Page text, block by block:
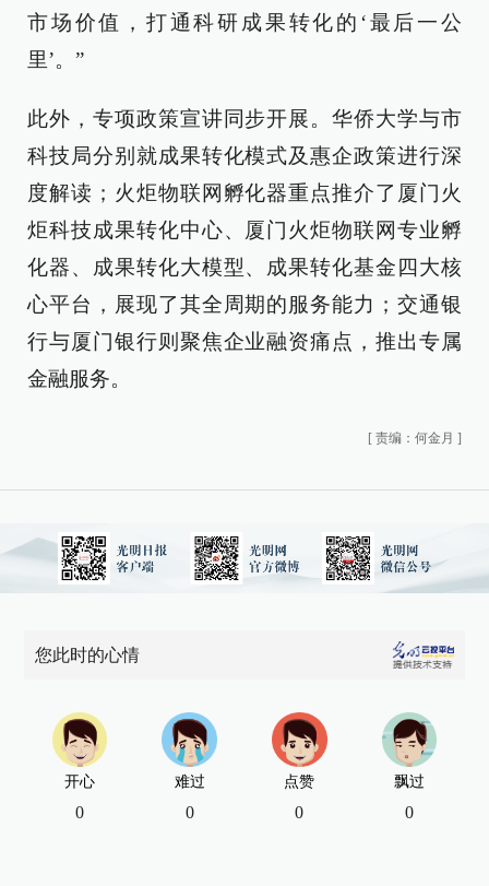
市场价值，打通科研成果转化的‘最后一公
里’。”
此外，专项政策宣讲同步开展。华侨大学与市
科技局分别就成果转化模式及惠企政策进行深
度解读；火炬物联网孵化器重点推介了厦门火
炬科技成果转化中心、厦门火炬物联网专业孵
化器、成果转化大模型、成果转化基金四大核
心平台，展现了其全周期的服务能力；交通银
行与厦门银行则聚焦企业融资痛点，推出专属
金融服务。
[ 责编：何金月 ]
您此时的心情
开心
0
难过
0
点赞
0
飘过
0